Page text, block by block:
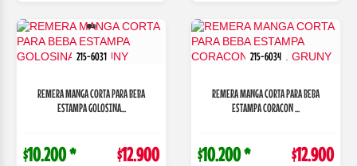
215-6031
REMERA MANGA CORTA PARA BEBA
ESTAMPA GOLOSINA...
$10.200 * $12.900
215-6034
REMERA MANGA CORTA PARA BEBA
ESTAMPA CORACON ...
$10.200 * $12.900